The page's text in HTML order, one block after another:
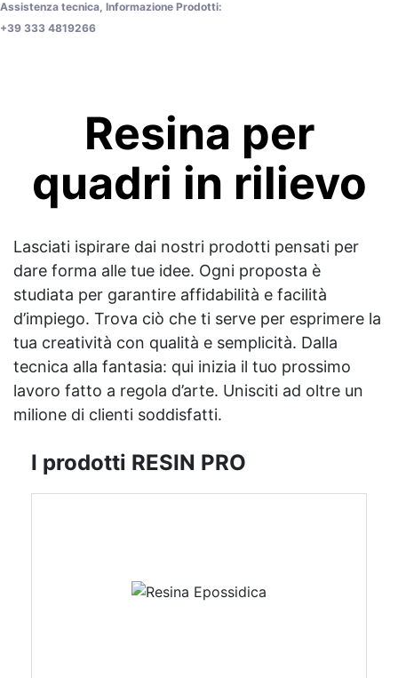
Assistenza tecnica, Informazione Prodotti:
+39 333 4819266
Resina per
quadri in rilievo
Lasciati ispirare dai nostri prodotti pensati per
dare forma alle tue idee. Ogni proposta è
studiata per garantire affidabilità e facilità
d’impiego. Trova ciò che ti serve per esprimere la
tua creatività con qualità e semplicità. Dalla
tecnica alla fantasia: qui inizia il tuo prossimo
lavoro fatto a regola d’arte. Unisciti ad oltre un
milione di clienti soddisfatti.
I prodotti RESIN PRO